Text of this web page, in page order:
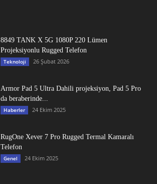
8849 TANK X 5G 1080P 220 Lümen
Projeksiyonlu Rugged Telefon
Teknoloji 26 Şubat 2026
Armor Pad 5 Ultra Dahili projeksiyon, Pad 5 Pro
da beraberinde...
Haberler 24 Ekim 2025
RugOne Xever 7 Pro Rugged Termal Kamaralı
Telefon
Genel 24 Ekim 2025